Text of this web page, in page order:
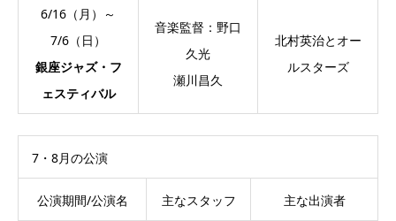
6/16（月）～
7/6（日）
銀座ジャズ・フ
ェスティバル
音楽監督：野口
久光
瀬川昌久
北村英治とオー
ルスターズ
7・8月の公演
公演期間/公演名 主なスタッフ 主な出演者